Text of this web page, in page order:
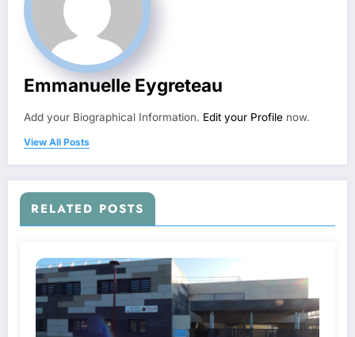
Emmanuelle Eygreteau
Add your Biographical Information. Edit your Profile now.
View All Posts
RELATED POSTS